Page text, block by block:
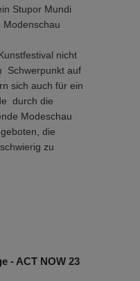
Stupor Mundi
nicht
Schwerpunkt auf
sich auch für ein
durch die
Modeschau
die
zu
- ACT NOW 23